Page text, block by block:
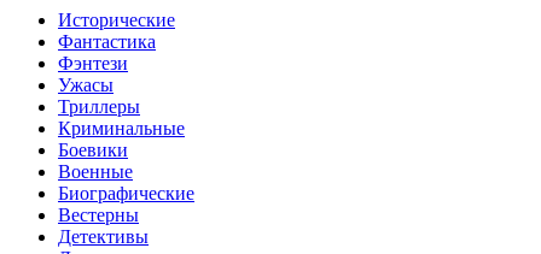
Исторические
Фантастика
Фэнтези
Ужасы
Триллеры
Криминальные
Боевики
Военные
Биографические
Вестерны
Детективы